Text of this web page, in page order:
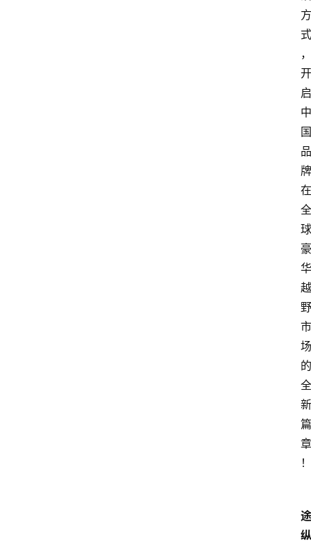
方
式
，
开
启
中
国
品
牌
在
全
球
豪
华
越
野
市
场
的
全
新
篇
章
！
途
纵